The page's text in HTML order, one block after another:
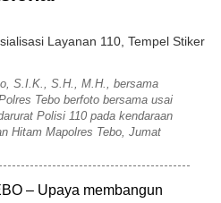
S.I.K., S.H., M.H., bersama
Tebo berfoto bersama usai
Polisi 110 pada kendaraan
Hitam Mapolres Tebo, Jumat
– Upaya membangun